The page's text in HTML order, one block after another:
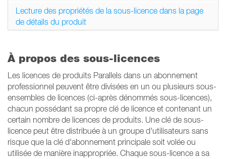
À propos des sous-licences
Les licences de produits Parallels dans un abonnement
professionnel peuvent être divisées en un ou plusieurs sous-
ensembles de licences (ci-après dénommés sous-licences),
chacun possédant sa propre clé de licence et contenant un
certain nombre de licences de produits. Une clé de sous-
licence peut être distribuée à un groupe d'utilisateurs sans
risque que la clé d'abonnement principale soit volée ou
utilisée de manière inappropriée. Chaque sous-licence a sa
Lecture des propriétés de la sous-licence dans la page
de détails du produit